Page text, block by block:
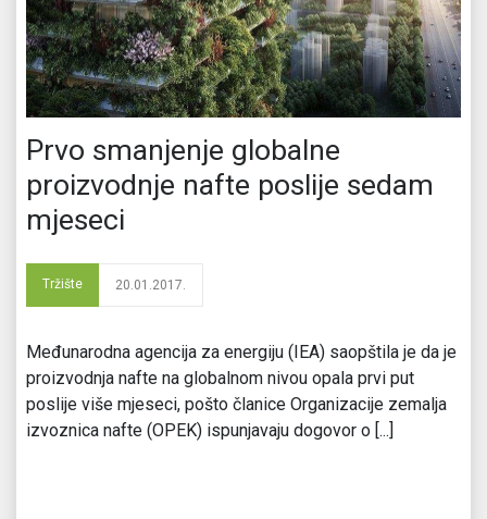
Prvo smanjenje globalne
proizvodnje nafte poslije sedam
mjeseci
Tržište 20.01.2017.
Međunarodna agencija za energiju (IEA) saopštila je da je
proizvodnja nafte na globalnom nivou opala prvi put
poslije više mjeseci, pošto članice Organizacije zemalja
izvoznica nafte (OPEK) ispunjavaju dogovor o [...]